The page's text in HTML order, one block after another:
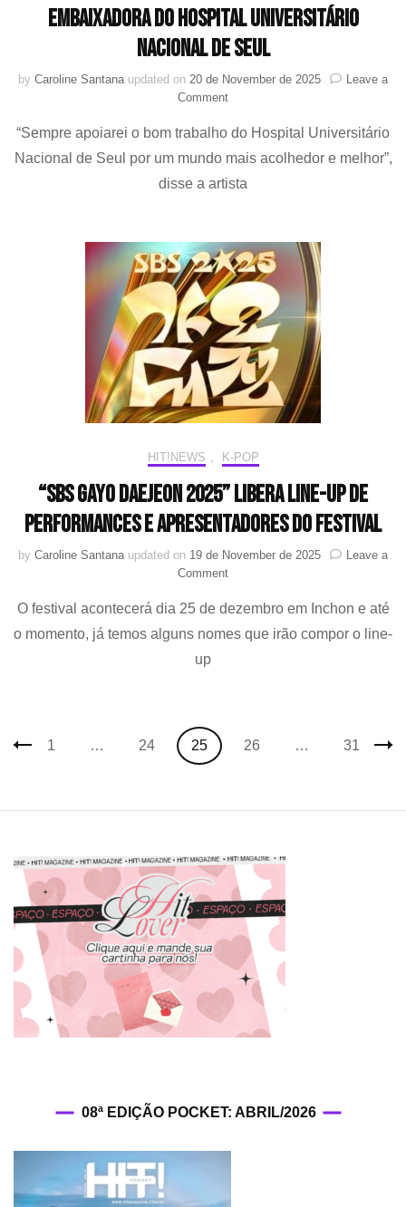
embaixadora do Hospital Universitário
Nacional de Seul
by Caroline Santana updated on 20 de November de 2025
Leave a
Commenton
(Girls’
Generation)
torna
Hospital
Universitário
Nacional
Seul
“Sempre apoiarei o bom trabalho do Hospital Universitário
Nacional de Seul por um mundo mais acolhedor e melhor”,
disse a artista
HIT!NEWS K-POP
“SBS Gayo Daejeon 2025” libera line-up de
performances e apresentadores do festival
by Caroline Santana updated on 19 de November de 2025
Leave a
Commenton
Gayo
2025”
festival
O festival acontecerá dia 25 de dezembro em Inchon e até
o momento, já temos alguns nomes que irão compor o line-
up
PostsPage
1 … Page
24 Page
25 Page
26 … Page
31
08ª EDIÇÃO POCKET: ABRIL/2026